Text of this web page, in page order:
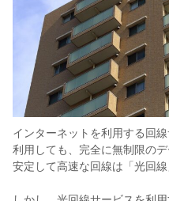
インターネットを利用する回
利用しても、完全に無制限の
安定して高速な回線は「光回線